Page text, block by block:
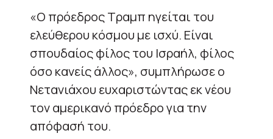
«Ο πρόεδρος Τραμπ ηγείται του
ελεύθερου κόσμου με ισχύ. Είναι
σπουδαίος φίλος του Ισραήλ, φίλος
όσο κανείς άλλος», συμπλήρωσε ο
Νετανιάχου ευχαριστώντας εκ νέου
τον αμερικανό πρόεδρο για την
απόφασή του.